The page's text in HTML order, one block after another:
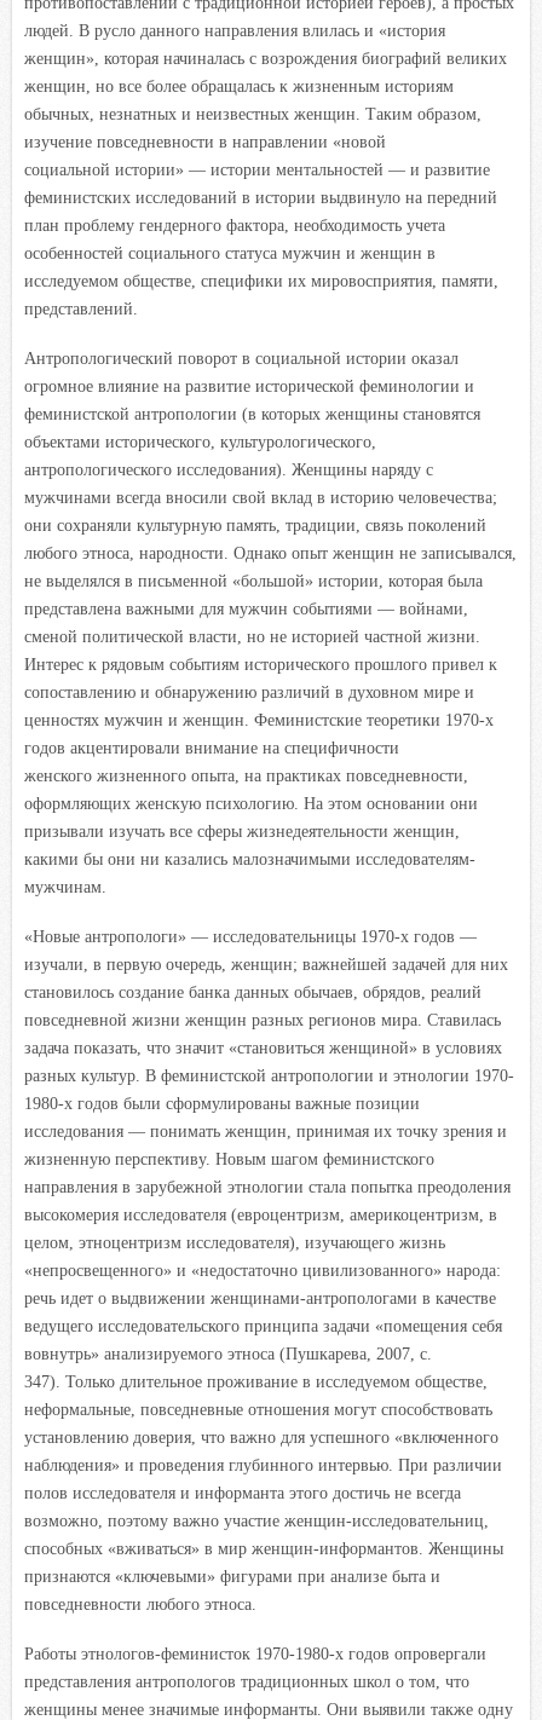
людей. В русло данного направления влилась и «история
женщин», которая начиналась с возрождения биографий великих
женщин, но все более обращалась к жизненным историям
обычных, незнатных и неизвестных женщин. Таким образом,
изучение повседневности в направлении «новой
социальной истории» — истории ментальностей — и развитие
феминистских исследований в истории выдвинуло на передний
план проблему гендерного фактора, необходимость учета
особенностей социального статуса мужчин и женщин в
исследуемом обществе, специфики их мировосприятия, памяти,
представлений.
Антропологический поворот в социальной истории оказал
огромное влияние на развитие исторической феминологии и
феминистской антропологии (в которых женщины становятся
объектами исторического, культурологического,
антропологического исследования). Женщины наряду с
мужчинами всегда вносили свой вклад в историю человечества;
они сохраняли культурную память, традиции, связь поколений
любого этноса, народности. Однако опыт женщин не записывался,
не выделялся в письменной «большой» истории, которая была
представлена важными для мужчин событиями — войнами,
сменой политической власти, но не историей частной жизни.
Интерес к рядовым событиям исторического прошлого привел к
сопоставлению и обнаружению различий в духовном мире и
ценностях мужчин и женщин. Феминистские теоретики 1970-х
годов акцентировали внимание на специфичности
женского жизненного опыта, на практиках повседневности,
оформляющих женскую психологию. На этом основании они
призывали изучать все сферы жизнедеятельности женщин,
какими бы они ни казались малозначимыми исследователям-
мужчинам.
«Новые антропологи» — исследовательницы 1970-х годов —
изучали, в первую очередь, женщин; важнейшей задачей для них
становилось создание банка данных обычаев, обрядов, реалий
повседневной жизни женщин разных регионов мира. Ставилась
задача показать, что значит «становиться женщиной» в условиях
разных культур. В феминистской антропологии и этнологии 1970-
1980-х годов были сформулированы важные позиции
исследования — понимать женщин, принимая их точку зрения и
жизненную перспективу. Новым шагом феминистского
направления в зарубежной этнологии стала попытка преодоления
высокомерия исследователя (евроцентризм, америкоцентризм, в
целом, этноцентризм исследователя), изучающего жизнь
«непросвещенного» и «недостаточно цивилизованного» народа:
речь идет о выдвижении женщинами-антропологами в качестве
ведущего исследовательского принципа задачи «помещения себя
вовнутрь» анализируемого этноса (Пушкарева, 2007, с.
347). Только длительное проживание в исследуемом обществе,
неформальные, повседневные отношения могут способствовать
установлению доверия, что важно для успешного «включенного
наблюдения» и проведения глубинного интервью. При различии
полов исследователя и информанта этого достичь не всегда
возможно, поэтому важно участие женщин-исследовательниц,
способных «вживаться» в мир женщин-информантов. Женщины
признаются «ключевыми» фигурами при анализе быта и
повседневности любого этноса.
Работы этнологов-феминисток 1970-1980-х годов опровергали
представления антропологов традиционных школ о том, что
женщины менее значимые информанты. Они выявили также одну